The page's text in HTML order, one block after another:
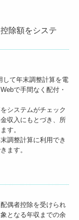
除額をシステ
して年末調整計算を電
で手間なく配付・
システムがチェック
収入にもとづき、所
す。
調整計算に利用でき
ます。
偶者控除を受けられ
となる年収までの余